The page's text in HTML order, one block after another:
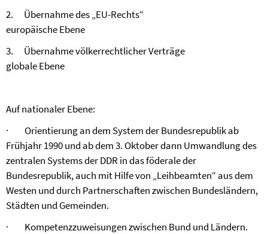
2.
Übernahme des „EU-Rechts“
europäische Ebene
3.
Übernahme völkerrechtlicher Verträge
globale Ebene
Auf nationaler Ebene:
·
Orientierung an dem System der Bundesrepublik ab
Frühjahr 1990 und ab dem 3. Oktober dann Umwandlung des
zentralen Systems der DDR in das föderale der
Bundesrepublik, auch mit Hilfe von „Leihbeamten“ aus dem
Westen und durch Partnerschaften zwischen Bundesländern,
Städten und Gemeinden.
·
Kompetenzzuweisungen zwischen Bund und Ländern.